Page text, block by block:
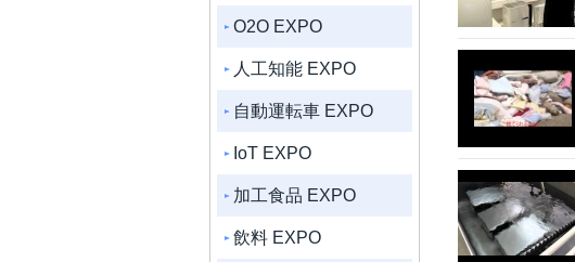
O2O EXPO
人工知能 EXPO
自動運転車 EXPO
IoT EXPO
加工食品 EXPO
飲料 EXPO